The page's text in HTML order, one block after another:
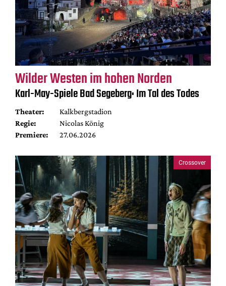
Wilder Westen im hohen Norden
Karl-May-Spiele Bad Segeberg: Im Tal des Todes
Theater:
Kalkbergstadion
Regie:
Nicolas König
Premiere:
27.06.2026
Crossover